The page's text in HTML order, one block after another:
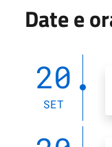
Date e
20
SET